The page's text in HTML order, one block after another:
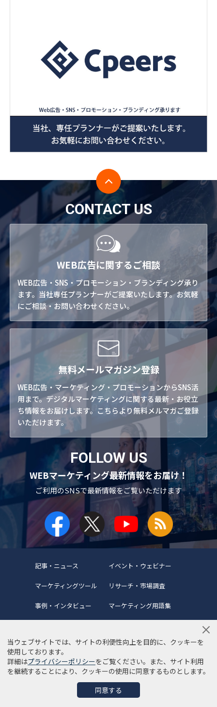
CONTACT US
WEB広告に関するご相談
WEB広告・SNS・プロモーション・ブランディング承り
ます。当社専任プランナーがご提案いたします。お気軽
にご相談・お問い合わせください。
無料メールマガジン登録
WEB広告・マーケティング・プロモーションからSNS活
用まで。デジタルマーケティングに関する最新・お役立
ち情報をお届けします。こちらより無料メルマガご登録
いただけます。
FOLLOW US
WEBマーケティング最新情報をお届け！
ご利用のSNSで最新情報をご覧いただけます
記事・ニュース イベント・ウェビナー
マーケティングツール リサーチ・市場調査
事例・インタビュー マーケティング用語集
当サイトについて 編集ポリシー
サイトマップ
利用規約
個人情報保護方針
©Copyright 2022 SYNCAD .All Rights Reserved.
当ウェブサイトでは、サイトの利便性向上を目的に、クッキーを
使用しております。
詳細はプライバシーポリシーをご覧ください。また、サイト利用
を継続することにより、クッキーの使用に同意するものとします。
同意する